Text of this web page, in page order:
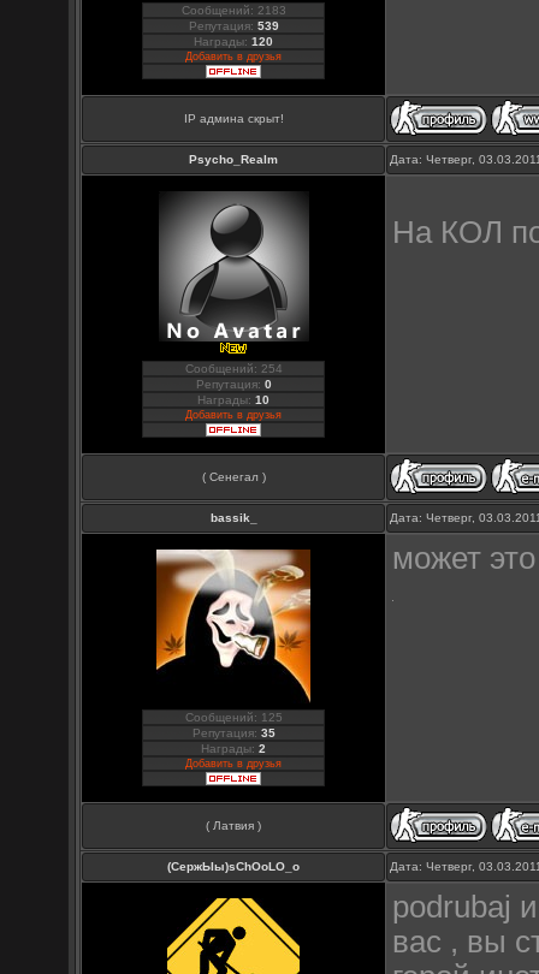
Сообщений: 2183
Репутация: 539
Награды:120
Добавить в друзья
IP админа скрыт!
Psycho_Realm Дата: Четверг,
Сообщений: 254
Репутация: 0
Награды:10
Добавить в друзья
На КОЛ
( Сенегал )
bassik_ Дата: Четверг,
Сообщений: 125
Репутация: 35
Награды:2
Добавить в друзья
может
( Латвия )
(СержЫы)sChOoLO_o Дата: Четверг,
podrubaj
вас , вы